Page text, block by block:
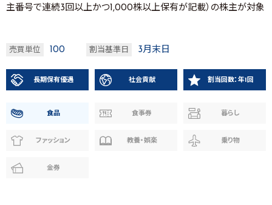
主番号で連続3回以上かつ1,000株以上保有が記載）の株主が対象
売買単位 100 割当基準日 3月末日
長期保有優遇 社会貢献 割当回数：年1回
食品 食事券 暮らし
ファッション 教養・娯楽 乗り物
金券